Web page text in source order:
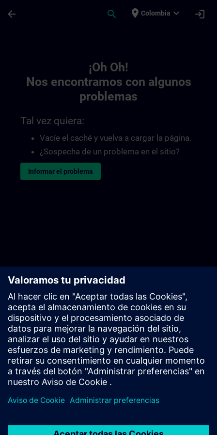
arrow_back search place Colombia expand_more login
¡Oh Oh!
Nos encontramos con algunos
problemas
Tal vez quiera:
Vacíe el caché y vuelva a cargar la página.
¿Sospecha de un problema en el sitio?
Informar el problema